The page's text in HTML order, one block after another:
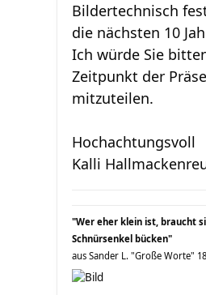
Bildertechnisch
die nächsten 10
Ich würde Sie
Zeitpunkt der
mitzuteilen.
Hochachtungsvoll
Kalli
"Wer eher klein ist, braucht
Schnürsenkel bücken"
aus Sander L. "Große Worte"